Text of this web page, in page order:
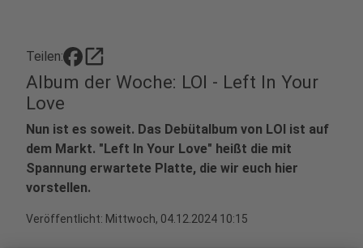
Teilen: open_in_new
Album der Woche: LOI - Left In Your
Love
Nun ist es soweit. Das Debütalbum von LOI ist auf
dem Markt. "Left In Your Love" heißt die mit
Spannung erwartete Platte, die wir euch hier
vorstellen.
Veröffentlicht: Mittwoch, 04.12.2024 10:15